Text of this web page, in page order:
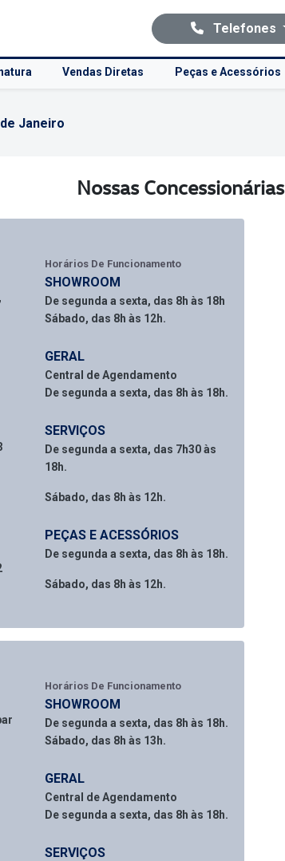
Telefones
Vendas Diretas Peças e Acessórios
Janeiro
Nossas Concessionárias
Horários De Funcionamento
SHOWROOM
De segunda a sexta, das 8h às 18h
Sábado, das 8h às 12h.
GERAL
Central de Agendamento
De segunda a sexta, das 8h às 18h.
SERVIÇOS
De segunda a sexta, das 7h30 às
18h.
Sábado, das 8h às 12h.
PEÇAS E ACESSÓRIOS
De segunda a sexta, das 8h às 18h.
Sábado, das 8h às 12h.
Horários De Funcionamento
SHOWROOM
De segunda a sexta, das 8h às 18h.
Sábado, das 8h às 13h.
GERAL
Central de Agendamento
De segunda a sexta, das 8h às 18h.
SERVIÇOS